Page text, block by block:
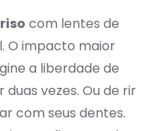
com lentes de
O impacto maior
a liberdade de
vezes. Ou de rir
com seus dentes.